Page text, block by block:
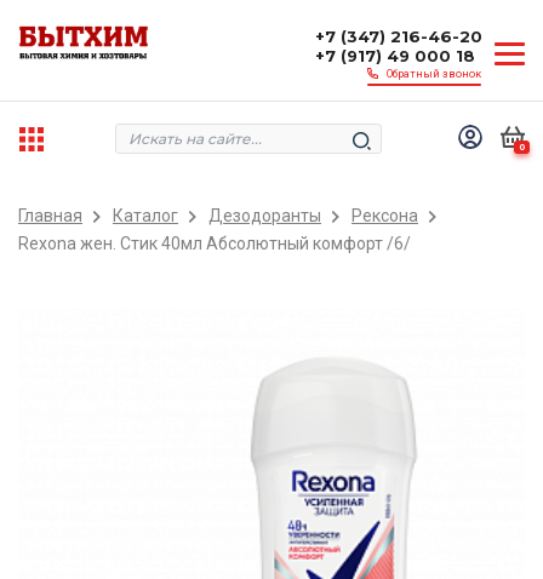
+7 (347) 216-46-20
+7 (917) 49 000 18
Обратный звонок
0
Главная Каталог Дезодоранты
Рексона
Rexona жен. Стик 40мл Абсолютный комфорт /6/